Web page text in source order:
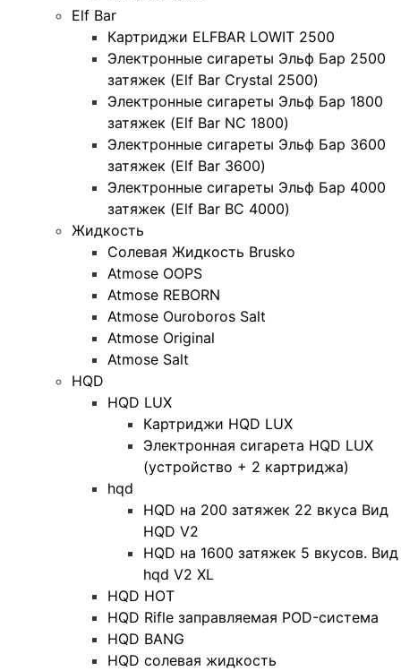
Elf Bar
Картриджи ELFBAR LOWIT 2500
Электронные сигареты Эльф Бар 2500
затяжек (Elf Bar Crystal 2500)
Электронные сигареты Эльф Бар 1800
затяжек (Elf Bar NC 1800)
Электронные сигареты Эльф Бар 3600
затяжек (Elf Bar 3600)
Электронные сигареты Эльф Бар 4000
затяжек (Elf Bar BC 4000)
Жидкость
Солевая Жидкость Brusko
Atmose OOPS
Atmose REBORN
Atmose Ouroboros Salt
Atmose Original
Atmose Salt
HQD
HQD LUX
Картриджи HQD LUX
Электронная сигарета HQD LUX
(устройство + 2 картриджа)
hqd
HQD на 200 затяжек 22 вкуса Вид
HQD V2
HQD на 1600 затяжек 5 вкусов. Вид
hqd V2 XL
HQD HOT
HQD Rifle заправляемая POD-система
HQD BANG
HQD солевая жидкость